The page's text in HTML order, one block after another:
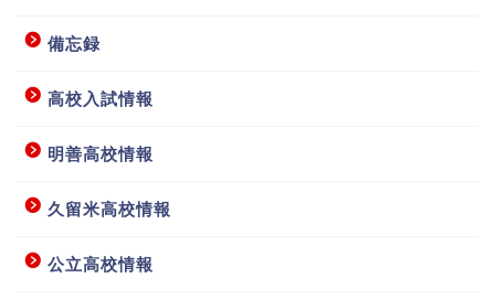
備忘録
高校入試情報
明善高校情報
久留米高校情報
公立高校情報